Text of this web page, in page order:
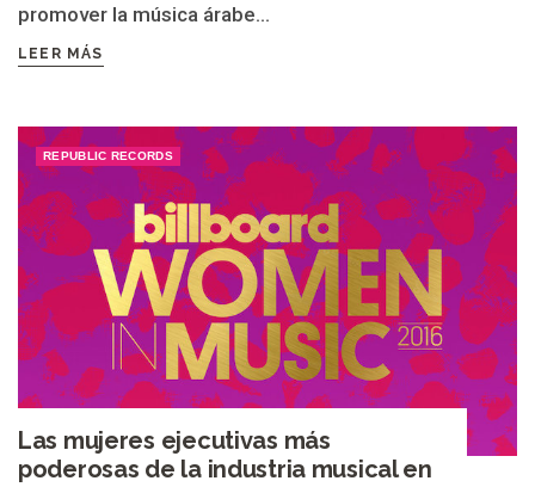
promover la música árabe...
LEER MÁS
REPUBLIC RECORDS
Las mujeres ejecutivas más
poderosas de la industria musical en